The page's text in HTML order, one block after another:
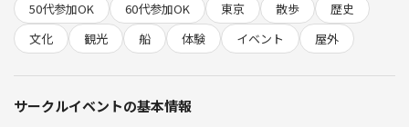
を企画しています。
珍しい船の一般公開
保証はありません。
50代参加OK
60代参加OK 東京 散歩
歴史
文化
観光 船 体験 イベント 屋外
サークルイベントの基本情報